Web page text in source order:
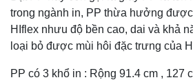
trong ngành in, PP thừa hưởng
HIflex nhưu độ bền cao, dai và khả
loại bỏ được mùi hôi đặc trưng của
PP có 3 khổ in : Rộng 91.4 cm , 127